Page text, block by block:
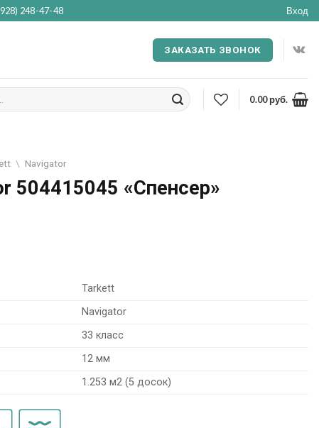
248-47-48 Вход
ЗАКАЗАТЬ ЗВОНОК
0.00руб.
\ Navigator
504415045 «Спенсер»
Tarkett
Navigator
33 класс
12 мм
1.253 м2 (5 досок)